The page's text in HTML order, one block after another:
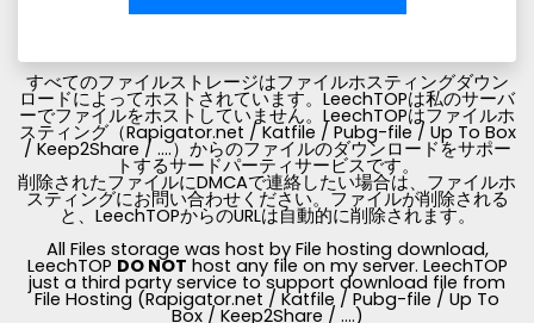
すべてのファイルストレージはファイルホスティングダウン
ロードによってホストされています。LeechTOPは私のサーバ
ーでファイルをホストしていません。LeechTOPはファイルホ
スティング（Rapigator.net / Katfile / Pubg-file / Up To Box
/ Keep2Share / ....）からのファイルのダウンロードをサポー
トするサードパーティサービスです。
削除されたファイルにDMCAで連絡したい場合は、ファイルホ
スティングにお問い合わせください。ファイルが削除される
と、LeechTOPからのURLは自動的に削除されます。
All Files storage was host by File hosting download,
LeechTOP DO NOT host any file on my server. LeechTOP
just a third party service to support download file from
File Hosting (Rapigator.net / Katfile / Pubg-file / Up To
Box / Keep2Share / ....)